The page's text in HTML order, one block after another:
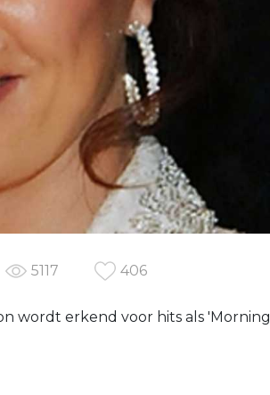
5117 406
wordt erkend voor hits als 'Morning